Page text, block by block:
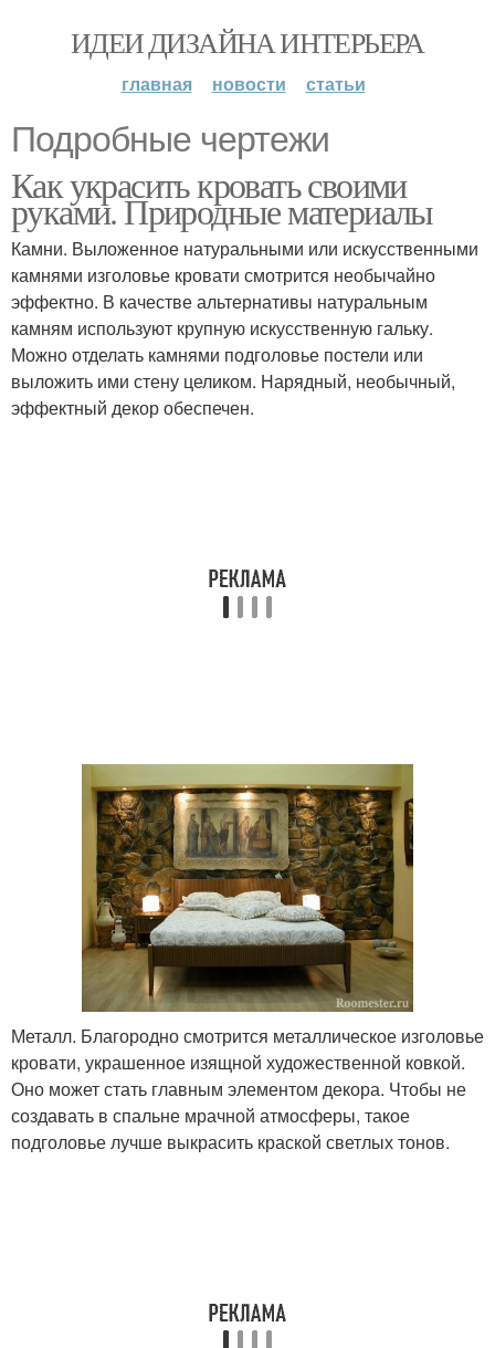
ИДЕИ ДИЗАЙНА ИНТЕРЬЕРА
главная новости статьи
Подробные чертежи
Как украсить кровать своими
руками. Природные материалы
Камни. Выложенное натуральными или искусственными
камнями изголовье кровати смотрится необычайно
эффектно. В качестве альтернативы натуральным
камням используют крупную искусственную гальку.
Можно отделать камнями подголовье постели или
выложить ими стену целиком. Нарядный, необычный,
эффектный декор обеспечен.
Металл. Благородно смотрится металлическое изголовье
кровати, украшенное изящной художественной ковкой.
Оно может стать главным элементом декора. Чтобы не
создавать в спальне мрачной атмосферы, такое
подголовье лучше выкрасить краской светлых тонов.